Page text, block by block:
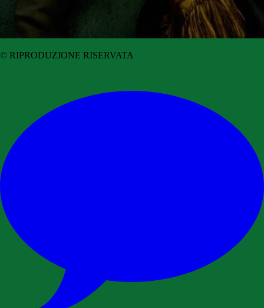
© RIPRODUZIONE RISERVATA